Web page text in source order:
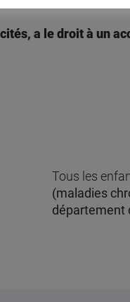
a le droit à un
Tous les
(maladies
département